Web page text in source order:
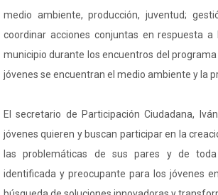
medio ambiente, producción, juventud;
coordinar acciones conjuntas en respuesta
municipio durante los encuentros del
jóvenes se encuentran el medio ambiente y la
El secretario de Participación Ciudadana,
jóvenes quieren y buscan participar en la
las problemáticas de sus pares y de
identificada y preocupante para los jóvenes